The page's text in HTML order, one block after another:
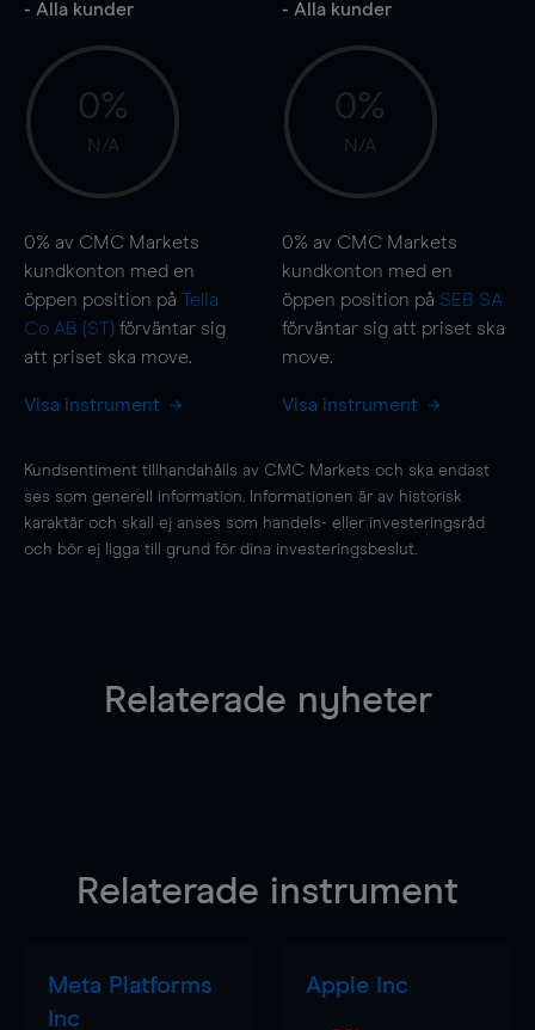
- Alla kunder
0%
N/A
0% av CMC Markets
kundkonton med en
öppen position på Telia
Co AB (ST) förväntar sig
att priset ska move.
Visa instrument
- Alla kunder
0%
N/A
0% av CMC Markets
kundkonton med en
öppen position på SEB SA
förväntar sig att priset ska
move.
Visa instrument
Kundsentiment tillhandahålls av CMC Markets och ska endast
ses som generell information. Informationen är av historisk
karaktär och skall ej anses som handels- eller investeringsråd
och bör ej ligga till grund för dina investeringsbeslut.
Relaterade nyheter
Relaterade instrument
Meta Platforms
Inc
Apple Inc